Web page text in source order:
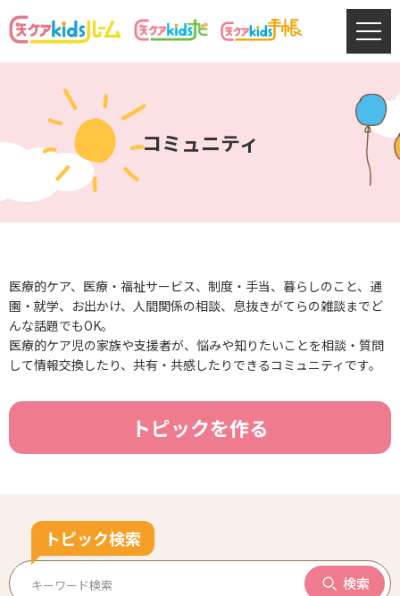
コミュニティ
医療的ケア、医療・福祉サービス、制度・手当、暮らしのこと、通
園・就学、お出かけ、人間関係の相談、息抜きがてらの雑談までど
んな話題でもOK。
医療的ケア児の家族や支援者が、悩みや知りたいことを相談・質問
して情報交換したり、共有・共感したりできるコミュニティです。
トピックを作る
トピック検索
検索